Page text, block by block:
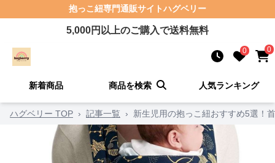
抱っこ紐専門通販サイトハグベリー
5,000円以上のご購入で送料無料
0 0
新着商品 商品を検索 人気ランキング
ハグベリー TOP › 記事一覧 › 新生児用の抱っこ紐おすすめ5選！